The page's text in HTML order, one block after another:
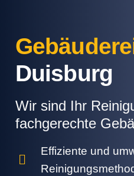
Duisburg
Wir sind Ihr
fachgerechte
Effiziente und